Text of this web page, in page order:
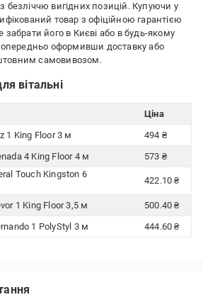
безліччю вигідних позицій. Купуючи у
товар з офіційною гарантією
забрати його в Києві або в будь-якому
оформивши доставку або
самовивозом.
вітальні
Ціна
1 King Floor 3 м
494 ₴
4 King Floor 4 м
573 ₴
Touch Kingston 6
422.10 ₴
1 King Floor 3,5 м
500.40 ₴
1 PolyStyl 3 м
444.60 ₴